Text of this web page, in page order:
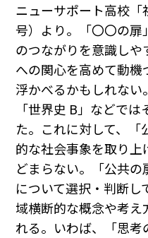
ニューサポート高校
号）より。「〇〇の扉
のつながりを意識しや
への関心を高めて動
浮かべるかもしれな
「世界史 B」などで
た。これに対して、
的な社会事象を取り上
どまらない。「公共
について選択・判断
域横断的な概念や考
れる。いわば、「思考